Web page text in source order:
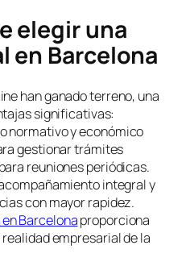
elegir una
en Barcelona
han ganado terreno, una
significativas:
normativo y económico
gestionar trámites
reuniones periódicas.
integral y
con mayor rapidez.
Barcelonaproporciona
empresarial de la